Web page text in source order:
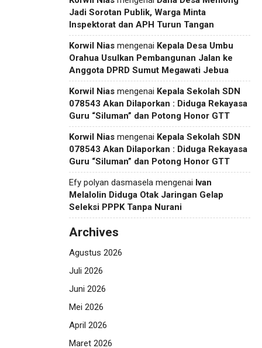
Jadi Sorotan Publik, Warga Minta
Inspektorat dan APH Turun Tangan
Korwil Nias mengenai Kepala Desa Umbu
Orahua Usulkan Pembangunan Jalan ke
Anggota DPRD Sumut Megawati Jebua
Korwil Nias mengenai Kepala Sekolah SDN
078543 Akan Dilaporkan : Diduga Rekayasa
Guru “Siluman” dan Potong Honor GTT
Korwil Nias mengenai Kepala Sekolah SDN
078543 Akan Dilaporkan : Diduga Rekayasa
Guru “Siluman” dan Potong Honor GTT
Efy polyan dasmasela mengenai Ivan
Melalolin Diduga Otak Jaringan Gelap
Seleksi PPPK Tanpa Nurani
Archives
Agustus 2026
Juli 2026
Juni 2026
Mei 2026
April 2026
Maret 2026